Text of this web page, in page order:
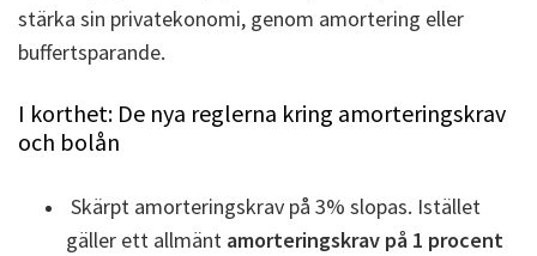
stärka sin privatekonomi, genom amortering eller
buffertsparande.
I korthet: De nya reglerna kring amorteringskrav
och bolån
Skärpt amorteringskrav på 3% slopas. Istället
gäller ett allmänt amorteringskrav på 1 procent